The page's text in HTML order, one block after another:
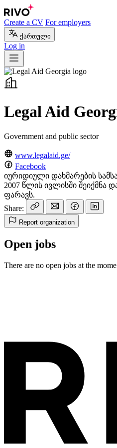
Create a CV For employers
ქართული
Log in
Legal Aid
Government and public sector
www.legalaid.ge/
Facebook
იურიდიული დახმარების
2007 წლის ივლისში
ფარავს.
Share:
Report organization
Open jobs
There are no open jobs at the